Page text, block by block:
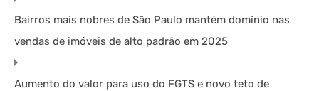
Bairros mais nobres de São Paulo mantém domínio nas
vendas de imóveis de alto padrão em 2025
Aumento do valor para uso do FGTS e novo teto de